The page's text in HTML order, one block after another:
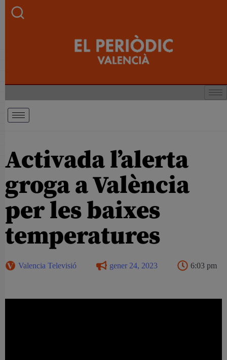
Activada l’alerta
groga a València
per les baixes
temperatures
Valencia Televisió gener 24, 2023 6:03 pm